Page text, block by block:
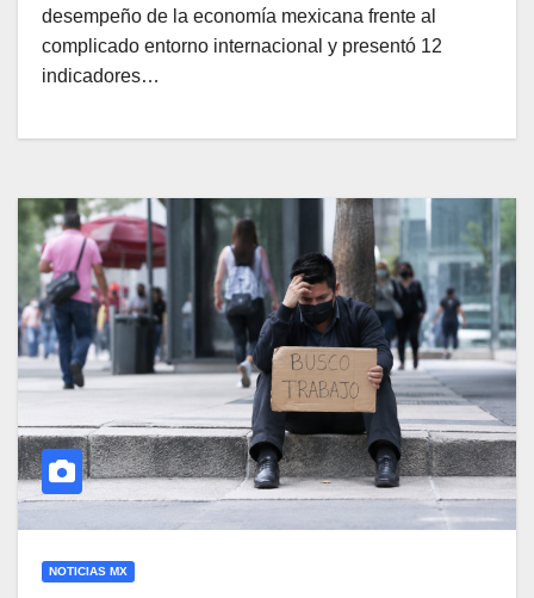
desempeño de la economía mexicana frente al
complicado entorno internacional y presentó 12
indicadores…
NOTICIAS MX